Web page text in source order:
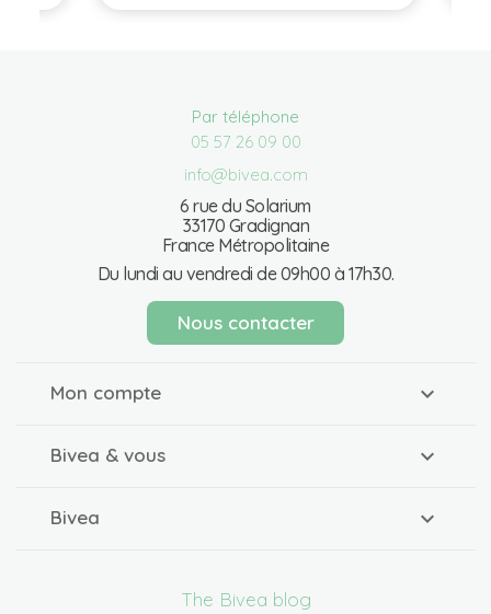
Par téléphone
05 57 26 09 00
info@bivea.com
6 rue du Solarium
33170 Gradignan
France Métropolitaine
Du lundi au vendredi de 09h00 à 17h30.
Nous contacter
Mon compte
Bivea & vous
Bivea
The Bivea blog